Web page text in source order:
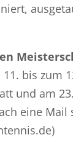
11. bis zum
und am
eine